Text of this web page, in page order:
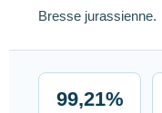
Bresse jurassienne.
99,21%